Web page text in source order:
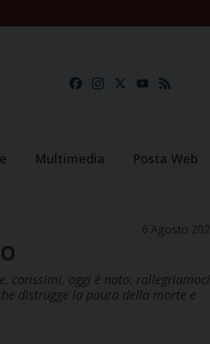
FacebookInstagramYouTube
Multimedia Posta Web
6 Agosto
carissimi, oggi è nato:
distrugge la paura della morte e